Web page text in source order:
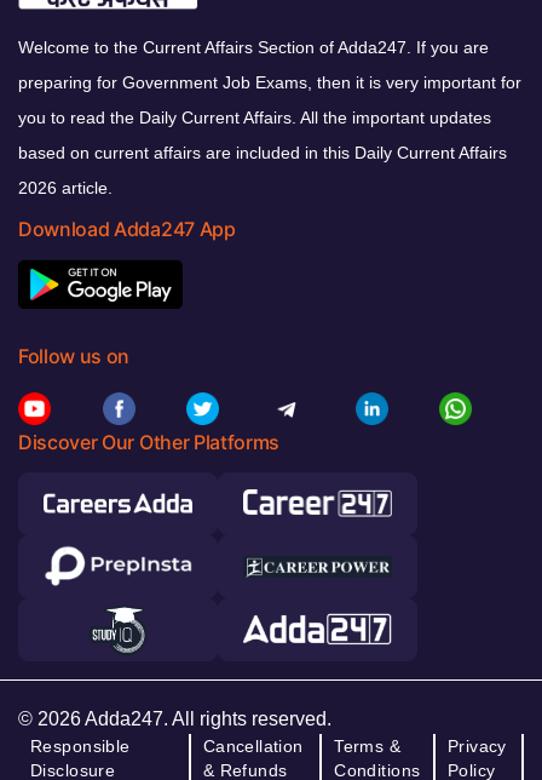
Welcome to the Current Affairs Section of Adda247. If you are
preparing for Government Job Exams, then it is very important for
you to read the Daily Current Affairs. All the important updates
based on current affairs are included in this Daily Current Affairs
2026 article.
Download Adda247 App
Follow us on
Discover Our Other Platforms
© 2026 Adda247. All rights reserved.
Responsible
Disclosure
Cancellation
& Refunds
Terms &
Conditions
Privacy
Policy